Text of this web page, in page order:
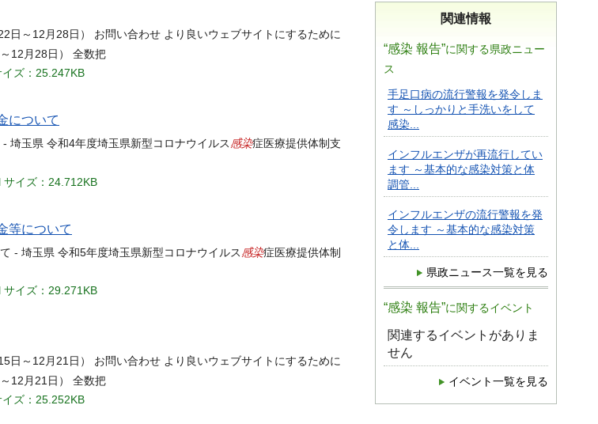
関連情報
“感染 報告”に関する県政ニュー
ス
手足口病の流行警報を発令しま
す ～しっかりと手洗いをして
感染...
インフルエンザが再流行してい
ます ～基本的な感染対策と体
調管...
インフルエンザの流行警報を発
令します ～基本的な感染対策
と体...
県政ニュース一覧を見る
“感染 報告”に関するイベント
関連するイベントがありま
せん
イベント一覧を見る
日～12月28日） お問い合わせ より良いウェブサイトにするために
12月28日） 全数把
イズ：25.247KB
について
埼玉県 令和4年度埼玉県新型コロナウイルス 感染症医療提供体制支
サイズ：24.712KB
等について
- 埼玉県 令和5年度埼玉県新型コロナウイルス感染症医療提供体制
サイズ：29.271KB
日～12月21日） お問い合わせ より良いウェブサイトにするために
12月21日） 全数把
イズ：25.252KB